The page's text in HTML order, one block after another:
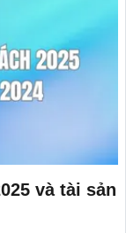
và tài sản